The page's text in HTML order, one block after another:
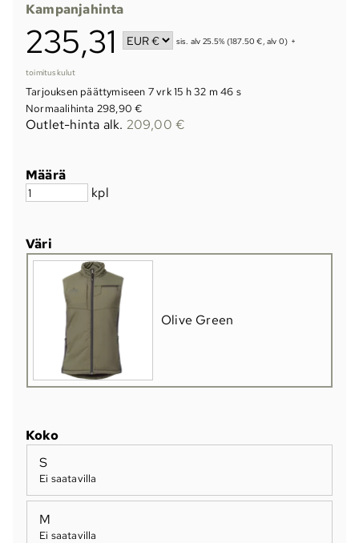
Kampanjahinta
235,31 sis. alv 25.5% (187.50 €, alv 0) +
toimituskulut
Tarjouksen päättymiseen 7 vrk 15 h 32 m 45 s
Normaalihinta 298,90 €
Outlet-hinta alk. 209,00 €
Määrä
kpl
Väri
Olive Green
Koko
S
Ei saatavilla
M
Ei saatavilla